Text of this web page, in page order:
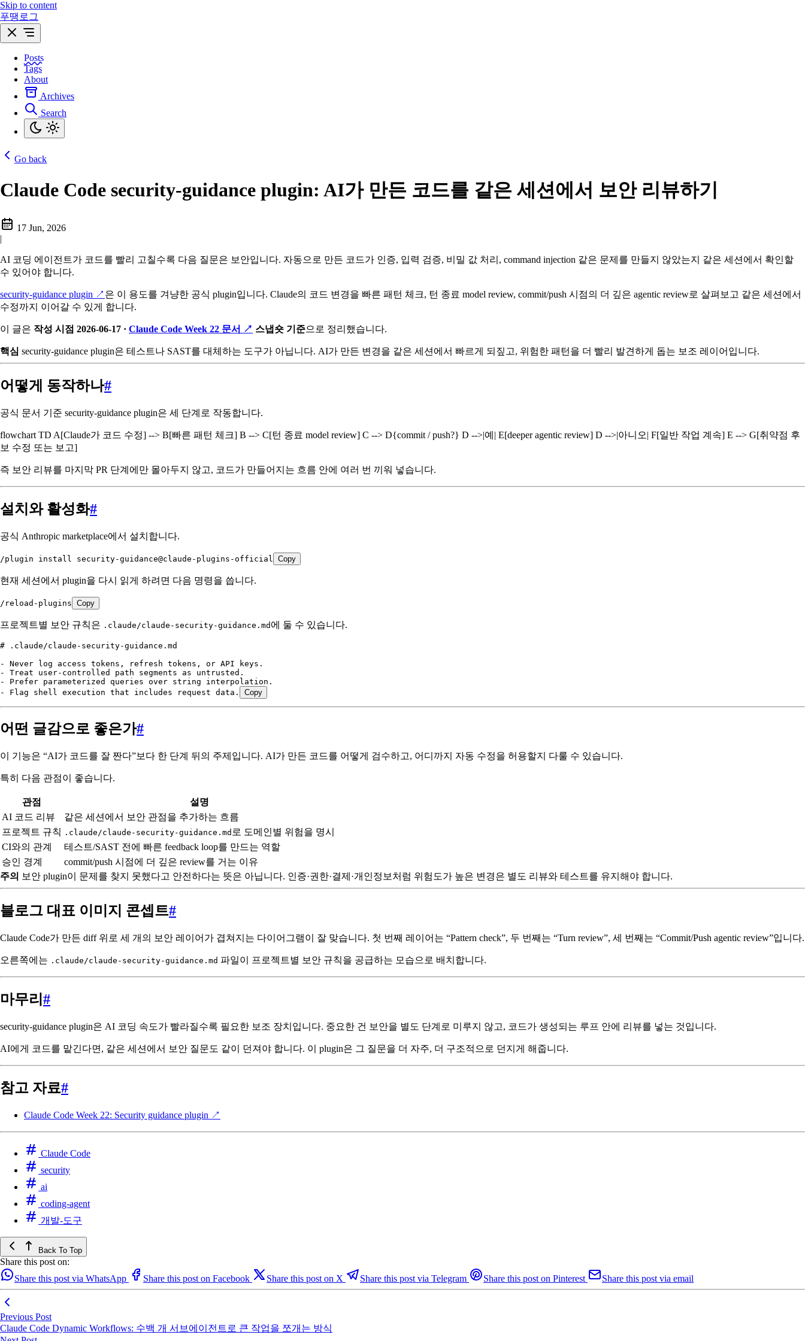
Skip to content
푸땡로그
Posts
Tags
About
Archives
Search
Go back
Claude Code security-guidance plugin: AI가 만든 코드를 같은 세션에서 보안 리뷰하기
17 Jun, 2026
|
AI 코딩 에이전트가 코드를 빨리 고칠수록 다음 질문은 보안입니다. 자동으로 만든 코드가 인증, 입력 검증, 비밀 값 처리, command injection 같은 문제를 만들지 않았는지 같은 세션에서 확인할
수 있어야 합니다.
security-guidance plugin ↗ 은 이 용도를 겨냥한 공식 plugin입니다. Claude의 코드 변경을 빠른 패턴 체크, 턴 종료 model review, commit/push 시점의 더 깊은 agentic review로 살펴보고 같은 세션에서
수정까지 이어갈 수 있게 합니다.
이 글은 작성 시점 2026-06-17 · Claude Code Week 22 문서 ↗ 스냅숏 기준으로 정리했습니다.
핵심 security-guidance plugin은 테스트나 SAST를 대체하는 도구가 아닙니다. AI가 만든 변경을 같은 세션에서 빠르게 되짚고, 위험한 패턴을 더 빨리 발견하게 돕는 보조 레이어입니다.
어떻게 동작하나#
공식 문서 기준 security-guidance plugin은 세 단계로 작동합니다.
flowchart TD A[Claude가 코드 수정] --> B[빠른 패턴 체크] B --> C[턴 종료 model review] C --> D{commit / push?} D -->|예| E[deeper agentic review] D -->|아니오| F[일반 작업 계속] E --> G[취약점 후
보 수정 또는 보고]
즉 보안 리뷰를 마지막 PR 단계에만 몰아두지 않고, 코드가 만들어지는 흐름 안에 여러 번 끼워 넣습니다.
설치와 활성화#
공식 Anthropic marketplace에서 설치합니다.
/plugin install security-guidance@claude-plugins-official Copy
현재 세션에서 plugin을 다시 읽게 하려면 다음 명령을 씁니다.
/reload-plugins Copy
프로젝트별 보안 규칙은 .claude/claude-security-guidance.md 에 둘 수 있습니다.
# .claude/claude-security-guidance.md
-
Never log access tokens, refresh tokens, or API keys.
-
Treat user-controlled path segments as untrusted.
-
Prefer parameterized queries over string interpolation.
-
Flag shell execution that includes request data. Copy
어떤 글감으로 좋은가#
이 기능은 “AI가 코드를 잘 짠다”보다 한 단계 뒤의 주제입니다. AI가 만든 코드를 어떻게 검수하고, 어디까지 자동 수정을 허용할지 다룰 수 있습니다.
특히 다음 관점이 좋습니다.
관점
설명
AI 코드 리뷰
같은 세션에서 보안 관점을 추가하는 흐름
프로젝트 규칙 .claude/claude-security-guidance.md 로 도메인별 위험을 명시
CI와의 관계
테스트/SAST 전에 빠른 feedback loop를 만드는 역할
승인 경계
commit/push 시점에 더 깊은 review를 거는 이유
주의
보안 plugin이 문제를 찾지 못했다고 안전하다는 뜻은 아닙니다. 인증·권한·결제·개인정보처럼 위험도가 높은 변경은 별도 리뷰와 테스트를 유지해야 합니다.
블로그 대표 이미지 콘셉트#
Claude Code가 만든 diff 위로 세 개의 보안 레이어가 겹쳐지는 다이어그램이 잘 맞습니다. 첫 번째 레이어는 “Pattern check”, 두 번째는 “Turn review”, 세 번째는 “Commit/Push agentic review”입니다.
오른쪽에는 .claude/claude-security-guidance.md 파일이 프로젝트별 보안 규칙을 공급하는 모습으로 배치합니다.
마무리 #
security-guidance plugin은 AI 코딩 속도가 빨라질수록 필요한 보조 장치입니다. 중요한 건 보안을 별도 단계로 미루지 않고, 코드가 생성되는 루프 안에 리뷰를 넣는 것입니다.
AI에게 코드를 맡긴다면, 같은 세션에서 보안 질문도 같이 던져야 합니다. 이 plugin은 그 질문을 더 자주, 더 구조적으로 던지게 해줍니다.
참고 자료#
Claude Code Week 22: Security guidance plugin ↗
Claude Code
security
ai
coding-agent
개발-도구
Back To Top
Share this post on:
Share this post via WhatsApp
Share this post on Facebook Share this post on X Share this post via Telegram Share this post on Pinterest Share this post via email
Previous Post
Claude Code Dynamic Workflows: 수백 개 서브에이전트로 큰 작업을 쪼개는 방식